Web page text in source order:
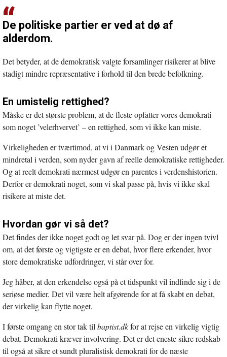
De politiske partier er ved at dø af
alderdom.
Det betyder, at de demokratisk valgte forsamlinger risikerer at blive
stadigt mindre repræsentative i forhold til den brede befolkning.
En umistelig rettighed?
Måske er det største problem, at de fleste opfatter vores demokrati
som noget ’velerhvervet’ – en rettighed, som vi ikke kan miste.
Virkeligheden er tværtimod, at vi i Danmark og Vesten udgør et
mindretal i verden, som nyder gavn af reelle demokratiske rettigheder.
Og at reelt demokrati nærmest udgør en parentes i verdenshistorien.
Derfor er demokrati noget, som vi skal passe på, hvis vi ikke skal
risikere at miste det.
Hvordan gør vi så det?
Det findes der ikke noget godt og let svar på. Dog er der ingen tvivl
om, at det første og vigtigste er en debat, hvor flere erkender, hvor
store demokratiske udfordringer, vi står over for.
Jeg håber, at den erkendelse også på et tidspunkt vil indfinde sig i de
seriøse medier. Det vil være helt afgørende for at få skabt en debat,
der virkelig kan flytte noget.
I første omgang en stor tak tilbaptist.dkfor at rejse en virkelig vigtig
debat. Demokrati kræver involvering. Det er det eneste sikre redskab
til også at sikre et sundt pluralistisk demokrati for de næste